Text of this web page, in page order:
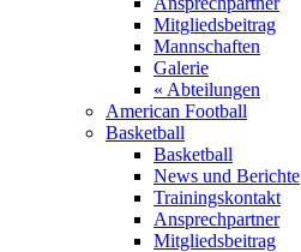
Mitgliedsbeitrag
Mannschaften
Galerie
« Abteilungen
American Football
Basketball
Basketball
News und Berichte
Trainingskontakt
Ansprechpartner
Mitgliedsbeitrag